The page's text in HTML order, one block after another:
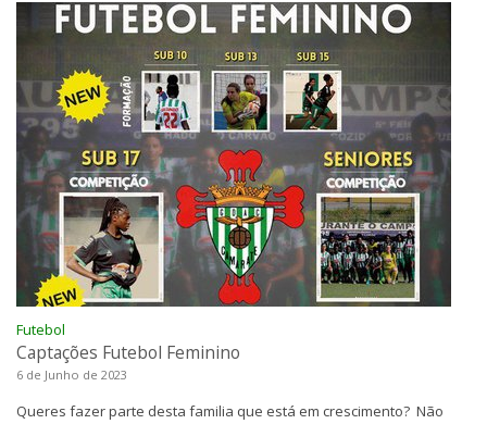
Futebol
Captações Futebol Feminino
6 de Junho de 2023
Queres fazer parte desta familia que está em crescimento? Não